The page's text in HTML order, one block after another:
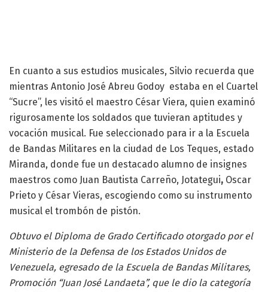
En cuanto a sus estudios musicales, Silvio recuerda que
mientras Antonio José Abreu Godoy estaba en el Cuartel
“Sucre”, les visitó el maestro César Viera, quien examinó
rigurosamente los soldados que tuvieran aptitudes y
vocación musical. Fue seleccionado para ir a la Escuela
de Bandas Militares en la ciudad de Los Teques, estado
Miranda, donde fue un destacado alumno de insignes
maestros como Juan Bautista Carreño, Jotategui, Oscar
Prieto y César Vieras, escogiendo como su instrumento
musical el trombón de pistón.
Obtuvo el Diploma de Grado Certificado otorgado por el
Ministerio de la Defensa de los Estados Unidos de
Venezuela, egresado de la Escuela de Bandas Militares,
Promoción “Juan José Landaeta”, que le dio la categoría